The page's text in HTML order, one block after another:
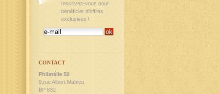
Inscrivez-vous pour
bénéficier d'offres
exclusives !
CONTACT
Philatélie 50
9,rue Albert Mahieu
BP 832